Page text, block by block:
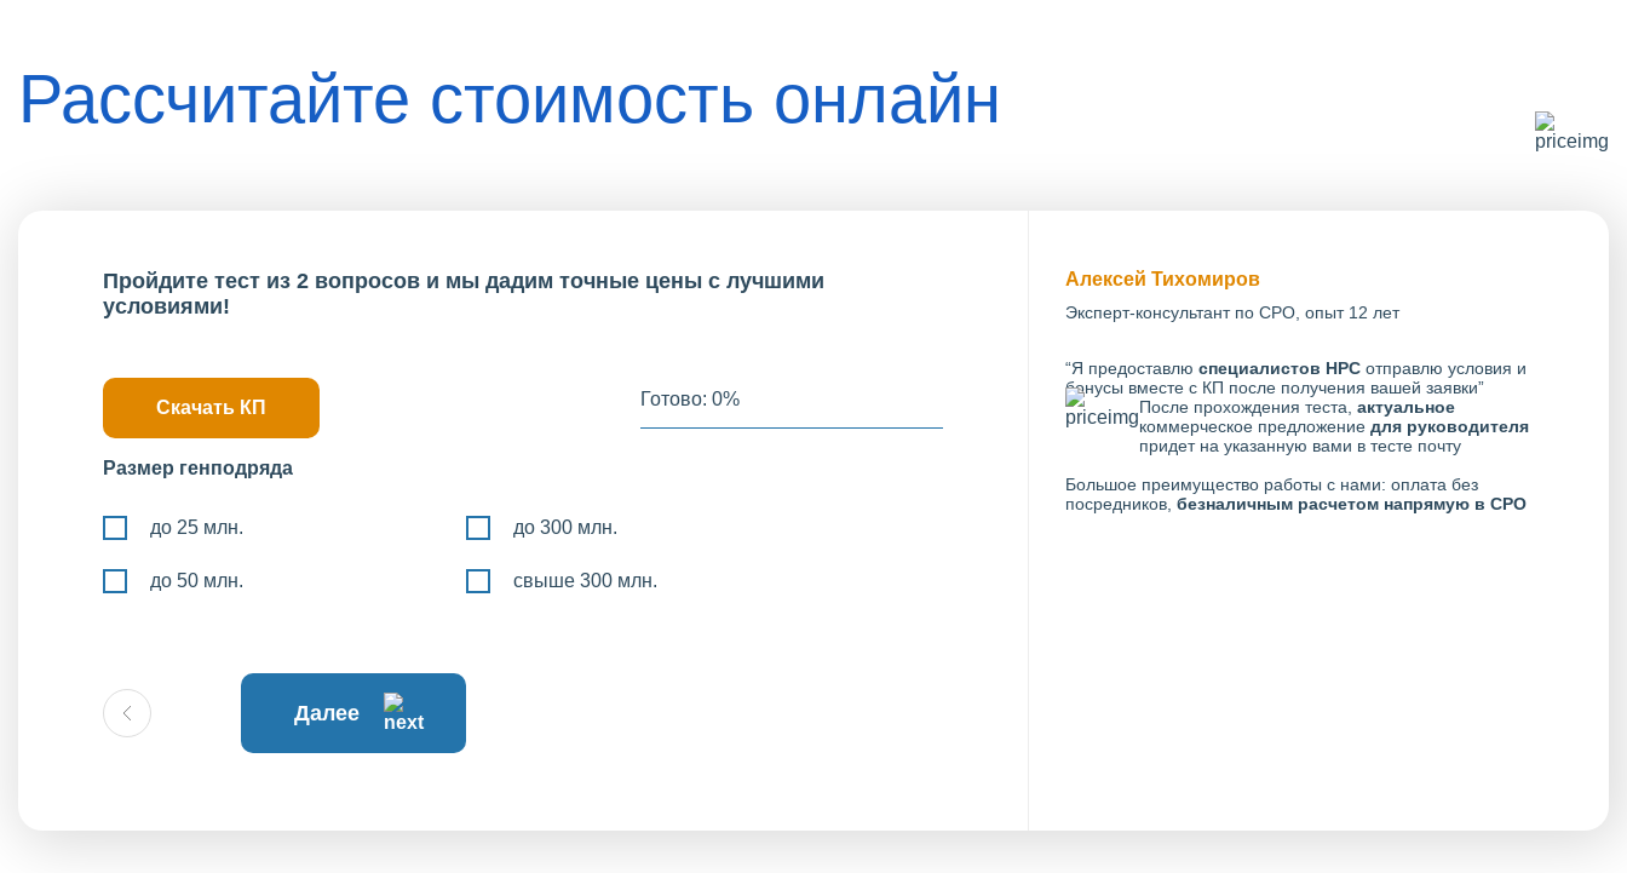
Рассчитайте стоимость онлайн
Пройдите тест из 2 вопросов и мы дадим точные цены с лучшими
условиями!
Скачать КП Готово: 0%
Размер генподряда
до 25 млн.
до 50 млн.
до 300 млн.
свыше 300 млн.
Далее
Алексей Тихомиров
Эксперт-консультант по СРО, опыт 12 лет
“Я предоставлю специалистов НРСотправлю условия и
бонусы вместе с КП после получения вашей заявки”
После прохождения теста, актуальное
коммерческое предложение для руководителя
придет на указанную вами в тесте почту
Большое преимущество работы с нами: оплата без
посредников, безналичным расчетом напрямую в СРО